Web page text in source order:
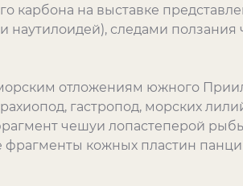
карбона на выставке
наутилоидей), следами
отложениям южного
гастропод, морских
чешуи лопастеперой
кожных пластин